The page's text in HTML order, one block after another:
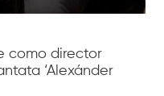
como director
‘Alexánder